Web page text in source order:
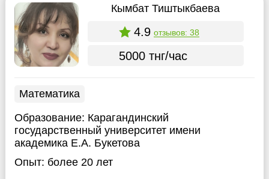
Кымбат Тиштыкбаева
4.9 отзывов: 38
5000 тнг/час
Математика
Образование: Карагандинский
государственный университет имени
академика Е.А. Букетова
Опыт: более 20 лет